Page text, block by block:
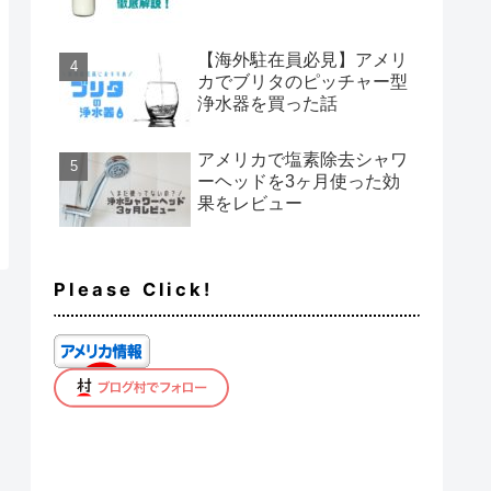
【海外駐在員必見】アメリ
カでブリタのピッチャー型
浄水器を買った話
アメリカで塩素除去シャワ
ーヘッドを3ヶ月使った効
果をレビュー
Please Click!